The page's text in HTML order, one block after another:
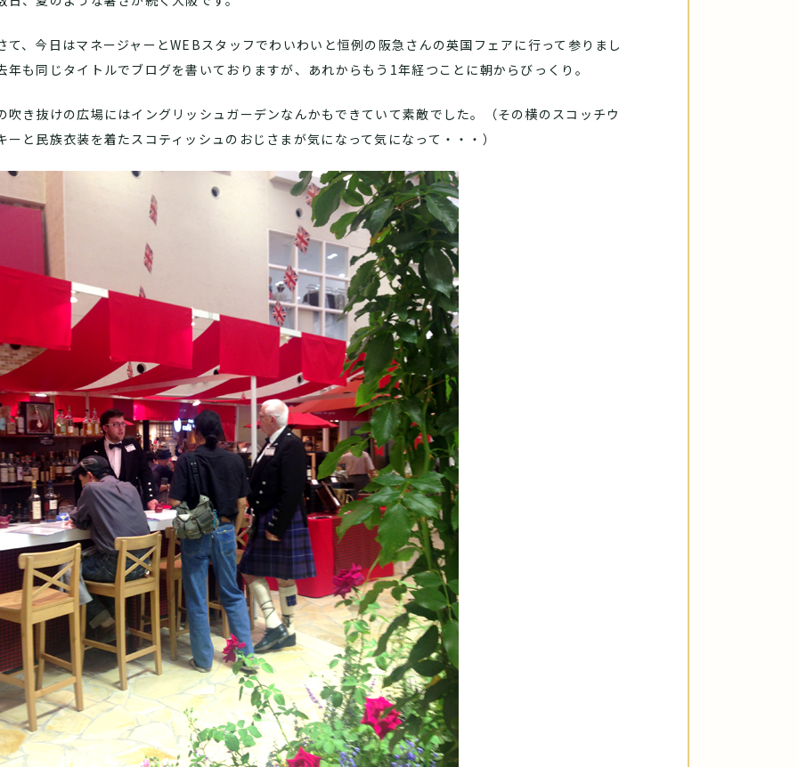
て、今日はマネージャーとWEBスタッフでわいわいと恒例の阪急さんの英国フェアに行って参りまし
年も同じタイトルでブログを書いておりますが、あれからもう1年経つことに朝からびっくり。
吹き抜けの広場にはイングリッシュガーデンなんかもできていて素敵でした。（その横のスコッチウ
ーと民族衣装を着たスコティッシュのおじさまが気になって気になって・・・）